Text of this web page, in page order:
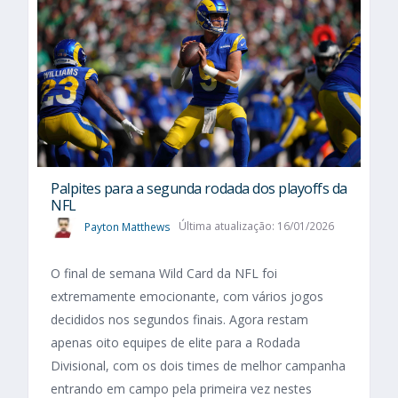
Palpites para a segunda rodada dos playoffs da
NFL
Payton Matthews Última atualização: 16/01/2026
O final de semana Wild Card da NFL foi
extremamente emocionante, com vários jogos
decididos nos segundos finais. Agora restam
apenas oito equipes de elite para a Rodada
Divisional, com os dois times de melhor campanha
entrando em campo pela primeira vez nestes